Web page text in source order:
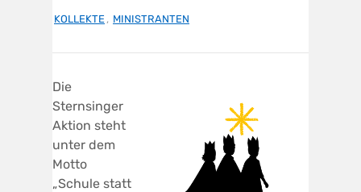
KOLLEKTE , MINISTRANTEN
Die
Sternsinger
Aktion steht
unter dem
Motto
„Schule statt